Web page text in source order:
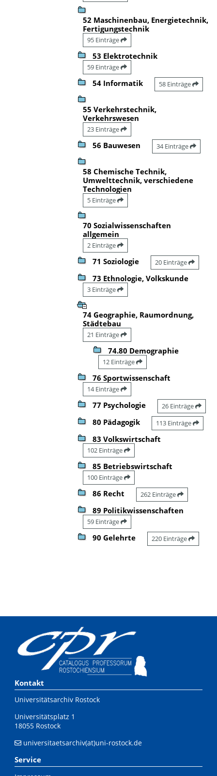
52 Maschinenbau, Energietechnik,
Fertigungstechnik
95 Einträge
53 Elektrotechnik
59 Einträge
54 Informatik 58 Einträge
55 Verkehrstechnik,
Verkehrswesen
23 Einträge
56 Bauwesen 34 Einträge
58 Chemische Technik,
Umwelttechnik, verschiedene
Technologien
5 Einträge
70 Sozialwissenschaften
allgemein
2 Einträge
71 Soziologie 20 Einträge
73 Ethnologie, Volkskunde
3 Einträge
74 Geographie, Raumordnung,
Städtebau
21 Einträge
74.80 Demographie
12 Einträge
76 Sportwissenschaft
14 Einträge
77 Psychologie 26 Einträge
80 Pädagogik 113 Einträge
83 Volkswirtschaft
102 Einträge
85 Betriebswirtschaft
100 Einträge
86 Recht 262 Einträge
89 Politikwissenschaften
59 Einträge
90 Gelehrte 220 Einträge
Kontakt
Universitätsarchiv Rostock
Universitätsplatz 1
18055 Rostock
universitaetsarchiv(at)uni-rostock.de
Service